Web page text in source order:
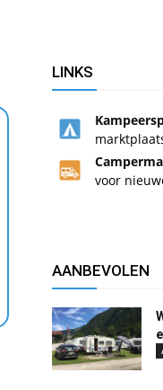
LINKS
voor
AANBEVOLEN